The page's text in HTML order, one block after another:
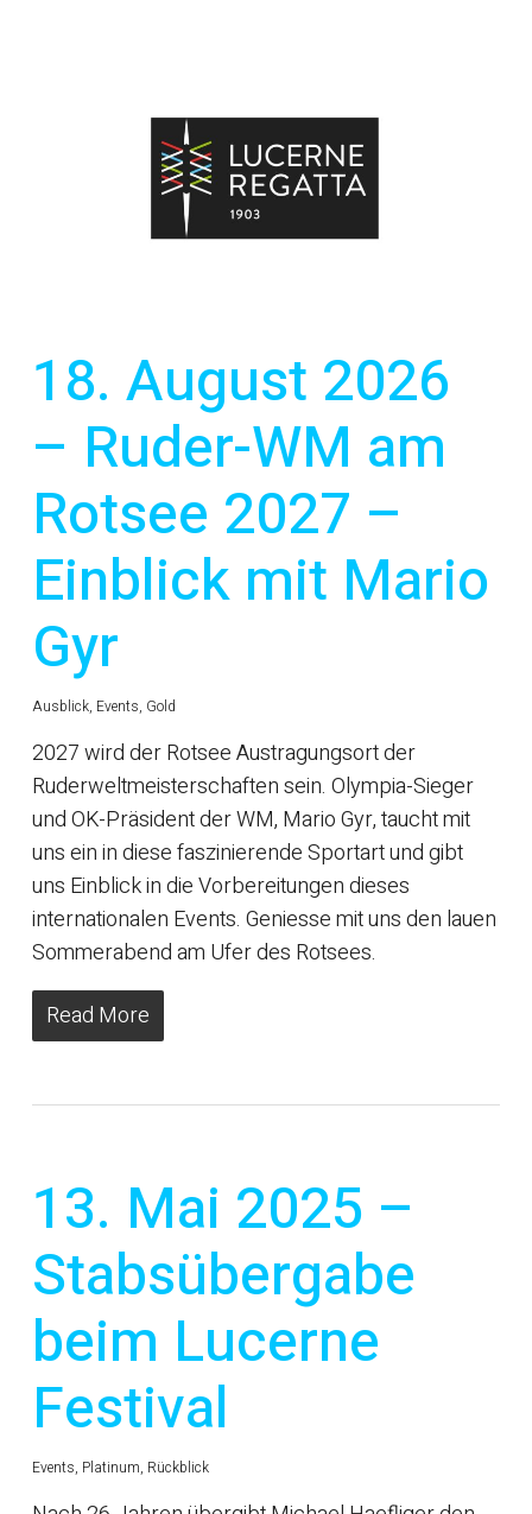
18. August 2026
– Ruder-WM am
Rotsee 2027 –
Einblick mit Mario
Gyr
Ausblick, Events, Gold
2027 wird der Rotsee Austragungsort der
Ruderweltmeisterschaften sein. Olympia-Sieger
und OK-Präsident der WM, Mario Gyr, taucht mit
uns ein in diese faszinierende Sportart und gibt
uns Einblick in die Vorbereitungen dieses
internationalen Events. Geniesse mit uns den lauen
Sommerabend am Ufer des Rotsees.
Read More
13. Mai 2025 –
Stabsübergabe
beim Lucerne
Festival
Events, Platinum, Rückblick